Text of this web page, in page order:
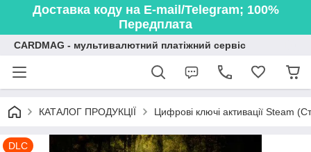
Доставка коду на E-mail/Telegram; 100%
Передплата
CARDMAG - мультивалютний платіжний сервіс
КАТАЛОГ ПРОДУКЦІЇ Цифрові ключі активації Steam
DLC